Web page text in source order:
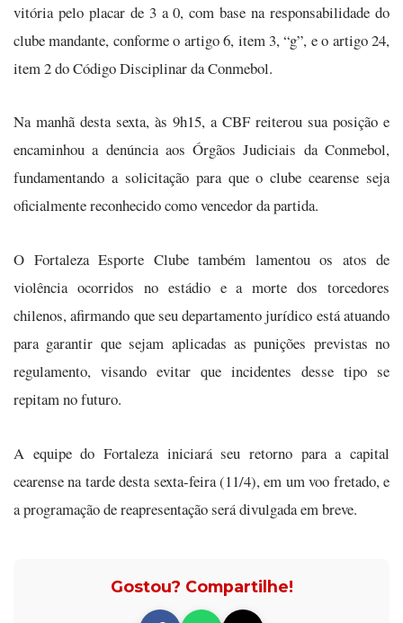
vitória pelo placar de 3 a 0, com base na responsabilidade do
clube mandante, conforme o artigo 6, item 3, “g”, e o artigo 24,
item 2 do Código Disciplinar da Conmebol.
Na manhã desta sexta, às 9h15, a CBF reiterou sua posição e
encaminhou a denúncia aos Órgãos Judiciais da Conmebol,
fundamentando a solicitação para que o clube cearense seja
oficialmente reconhecido como vencedor da partida.
O Fortaleza Esporte Clube também lamentou os atos de
violência ocorridos no estádio e a morte dos torcedores
chilenos, afirmando que seu departamento jurídico está atuando
para garantir que sejam aplicadas as punições previstas no
regulamento, visando evitar que incidentes desse tipo se
repitam no futuro.
A equipe do Fortaleza iniciará seu retorno para a capital
cearense na tarde desta sexta-feira (11/4), em um voo fretado, e
a programação de reapresentação será divulgada em breve.
Gostou? Compartilhe!